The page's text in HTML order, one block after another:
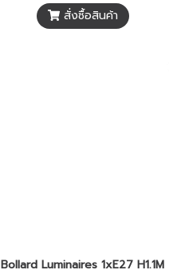
สั่งซื้อสินค้า
Bollard Luminaires 1xE27 H1.1M